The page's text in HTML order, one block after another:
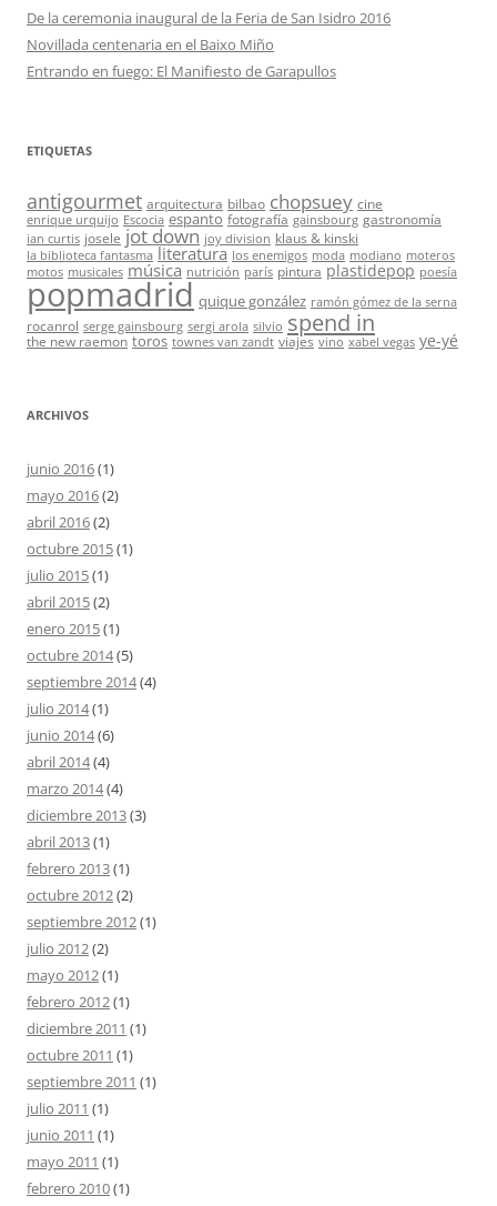
De la ceremonia inaugural de la Feria de San Isidro 2016
Novillada centenaria en el Baixo Miño
Entrando en fuego: El Manifiesto de Garapullos
ETIQUETAS
antigourmet arquitectura bilbao chopsuey cine
enrique urquijo Escocia espanto fotografía gainsbourg gastronomía
ian curtis josele jot down joy division klaus & kinski
la biblioteca fantasma literatura los enemigos moda modiano moteros
motos musicales música nutrición parís pintura plastidepop poesía
popmadrid quique gonzález ramón gómez de la serna
rocanrol serge gainsbourg sergi arola silvio spend in
the new raemon toros townes van zandt viajes vino xabel vegas ye-yé
ARCHIVOS
junio 2016(1)
mayo 2016(2)
abril 2016(2)
octubre 2015(1)
julio 2015(1)
abril 2015(2)
enero 2015(1)
octubre 2014(5)
septiembre 2014(4)
julio 2014(1)
junio 2014(6)
abril 2014(4)
marzo 2014(4)
diciembre 2013(3)
abril 2013(1)
febrero 2013(1)
octubre 2012(2)
septiembre 2012(1)
julio 2012(2)
mayo 2012(1)
febrero 2012(1)
diciembre 2011 (1)
octubre 2011 (1)
septiembre 2011 (1)
julio 2011 (1)
junio 2011 (1)
mayo 2011 (1)
febrero 2010(1)